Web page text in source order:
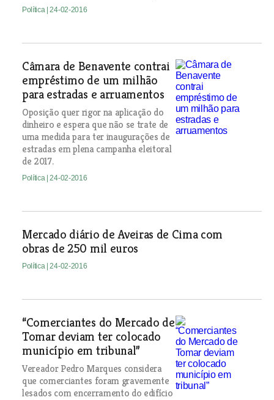
Política | 24-02-2016
Câmara de Benavente contrai
empréstimo de um milhão
para estradas e arruamentos
Oposição quer rigor na aplicação do
dinheiro e espera que não se trate de
uma medida para ter inaugurações de
estradas em plena campanha eleitoral
de 2017.
Política | 24-02-2016
Mercado diário de Aveiras de Cima com
obras de 250 mil euros
Política | 24-02-2016
“Comerciantes do Mercado de
Tomar deviam ter colocado
município em tribunal”
Vereador Pedro Marques considera
que comerciantes foram gravemente
lesados com encerramento do edifício